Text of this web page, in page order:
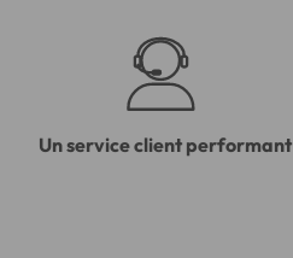
Un service client performant